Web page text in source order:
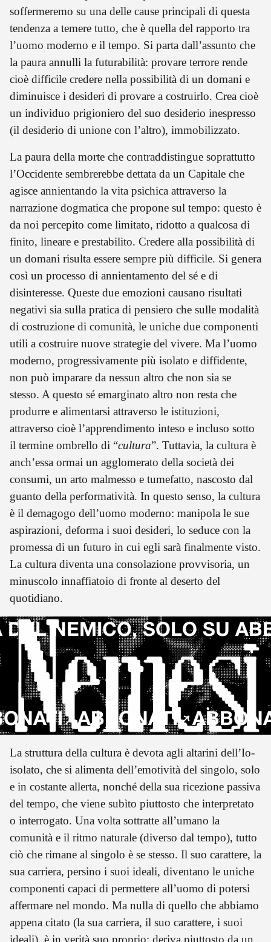
soffermeremo su una delle cause principali di questa
tendenza a temere tutto, che è quella del rapporto tra
l’uomo moderno e il tempo. Si parta dall’assunto che
la paura annulli la futurabilità: provare terrore rende
cioè difficile credere nella possibilità di un domani e
diminuisce i desideri di provare a costruirlo. Crea cioè
un individuo prigioniero del suo desiderio inespresso
(il desiderio di unione con l’altro), immobilizzato.
La paura della morte che contraddistingue soprattutto
l’Occidente sembrerebbe dettata da un Capitale che
agisce annientando la vita psichica attraverso la
narrazione dogmatica che propone sul tempo: questo è
da noi percepito come limitato, ridotto a qualcosa di
finito, lineare e prestabilito. Credere alla possibilità di
un domani risulta essere sempre più difficile. Si genera
così un processo di annientamento del sé e di
disinteresse. Queste due emozioni causano risultati
negativi sia sulla pratica di pensiero che sulle modalità
di costruzione di comunità, le uniche due componenti
utili a costruire nuove strategie del vivere. Ma l’uomo
moderno, progressivamente più isolato e diffidente,
non può imparare da nessun altro che non sia se
stesso. A questo sé emarginato altro non resta che
produrre e alimentarsi attraverso le istituzioni,
attraverso cioè l’apprendimento inteso e incluso sotto
il termine ombrello di “cultura”. Tuttavia, la cultura è
anch’essa ormai un agglomerato della società dei
consumi, un arto malmesso e tumefatto, nascosto dal
guanto della performatività. In questo senso, la cultura
è il demagogo dell’uomo moderno: manipola le sue
aspirazioni, deforma i suoi desideri, lo seduce con la
promessa di un futuro in cui egli sarà finalmente visto.
La cultura diventa una consolazione provvisoria, un
minuscolo innaffiatoio di fronte al deserto del
quotidiano.
NEMICO, SOLO SU
ABBONATI ABBONATI
La struttura della cultura è devota agli altarini dell’Io-
isolato, che si alimenta dell’emotività del singolo, solo
e in costante allerta, nonché della sua ricezione passiva
del tempo, che viene subìto piuttosto che interpretato
o interrogato. Una volta sottratte all’umano la
comunità e il ritmo naturale (diverso dal tempo), tutto
ciò che rimane al singolo è se stesso. Il suo carattere, la
sua carriera, persino i suoi ideali, diventano le uniche
componenti capaci di permettere all’uomo di potersi
affermare nel mondo. Ma nulla di quello che abbiamo
appena citato (la sua carriera, il suo carattere, i suoi
ideali), è in verità suo proprio; deriva piuttosto da un